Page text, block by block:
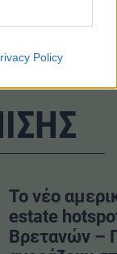
Policy
Το νέο
estate
Βρετανών –